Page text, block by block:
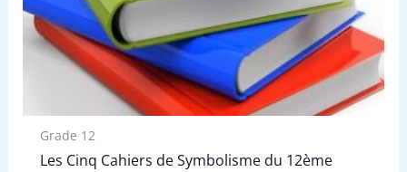
Grade 12
Les Cinq Cahiers de Symbolisme du 12ème